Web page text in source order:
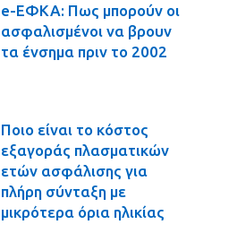
e-ΕΦΚΑ: Πως μπορούν οι
ασφαλισμένοι να βρουν
τα ένσημα πριν το 2002
Ποιο είναι το κόστος
εξαγοράς πλασματικών
ετών ασφάλισης για
πλήρη σύνταξη με
μικρότερα όρια ηλικίας